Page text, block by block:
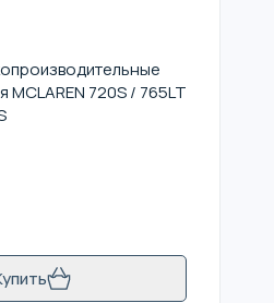
MCLAREN 720S / 765LT